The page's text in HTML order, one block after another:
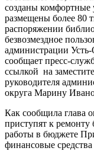
созданы комфортные
размещены более 80
распоряжении
безвозмездное
администрации
сообщает пресс-
ссылкой на
руководителя
округа Марину
Как сообщила глава
приступят к ремонту
работы в бюджете
финансовые